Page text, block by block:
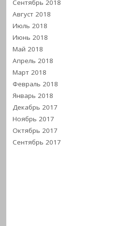
Сентябрь 2018
Август 2018
Июль 2018
Июнь 2018
Май 2018
Апрель 2018
Март 2018
Февраль 2018
Январь 2018
Декабрь 2017
Ноябрь 2017
Октябрь 2017
Сентябрь 2017